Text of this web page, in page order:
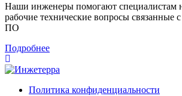
Наши инженеры помогают специалистам
рабочие технические вопросы связанные
ПО
Подробнее
Политика конфиденциальности